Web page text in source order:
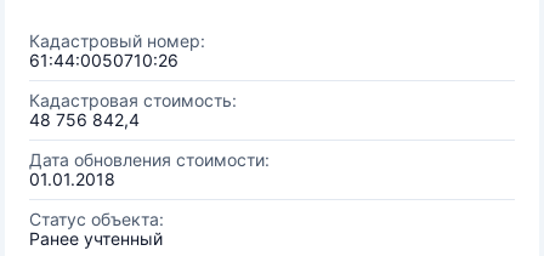
Кадастровый номер:
61:44:0050710:26
Кадастровая стоимость:
48 756 842,4
Дата обновления стоимости:
01.01.2018
Статус объекта:
Ранее учтенный